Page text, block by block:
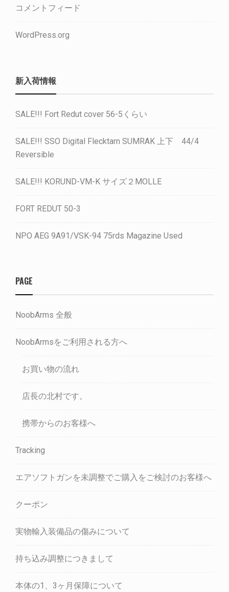
コメントフィード
WordPress.org
新入荷情報
SALE!!! Fort Redut cover 56-5くらい
SALE!!! SSO Digital Flecktarn SUMRAK 上下 44/4
Reversible
SALE!!! KORUND-VM-K サイズ２MOLLE
FORT REDUT 50-3
NPO AEG 9A91/VSK-94 75rds Magazine Used
PAGE
NoobArms 全般
NoobArmsをご利用される方へ
お買い物の流れ
店長の北村です。
携帯からのお客様へ
Tracking
エアソフトガンを未調整でご購入をご検討のお客様へ
クーポン
実物輸入装備品の傷みについて
持ち込み調整につきまして
本体の1、3ヶ月保障について